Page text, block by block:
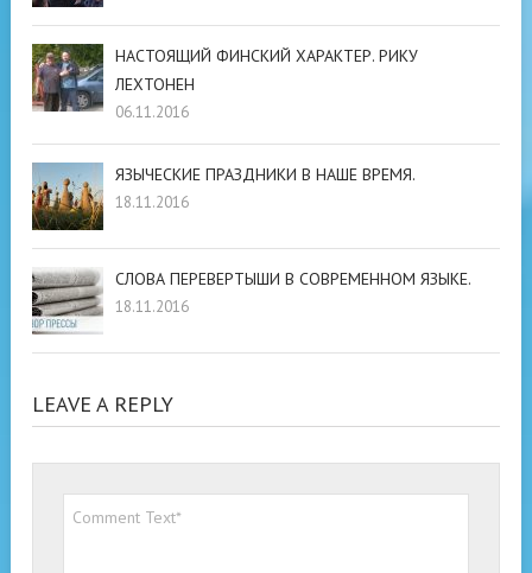
НАСТОЯЩИЙ ФИНСКИЙ ХАРАКТЕР. РИКУ
ЛЕХТОНЕН
06.11.2016
ЯЗЫЧЕСКИЕ ПРАЗДНИКИ В НАШЕ ВРЕМЯ.
18.11.2016
СЛОВА ПЕРЕВЕРТЫШИ В СОВРЕМЕННОМ ЯЗЫКЕ.
18.11.2016
LEAVE A REPLY